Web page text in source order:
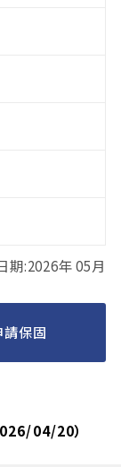
期:2026年 05月
請保固
04/20）